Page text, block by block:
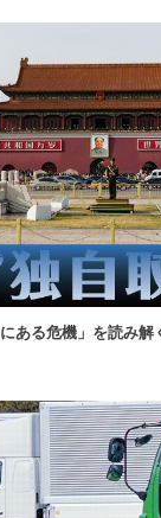
にある危機」を読み